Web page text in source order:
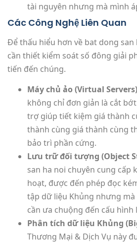
tài nguyên nhưng mà mình
Các Công Nghệ Liên Quan
Để thấu hiểu hơn về bat dong san
cần thiết kiểm soát số đông giải
tiến đến chúng.
Máy chủ ảo (Virtual
không chỉ đơn giản là cắt
trợ giúp tiết kiệm giá thành
thành cùng giá thành cùng
bảo trì phần cứng.
Lưu trữ đối tượng (Object
san ha noi chuyên cung cấp
hoạt, được đến phép đọc
tập dữ liệu Khủng nhưng
cần ưa chuộng đến cấu
Phân tích dữ liệu Khủng
Thương Mại & Dịch Vụ này